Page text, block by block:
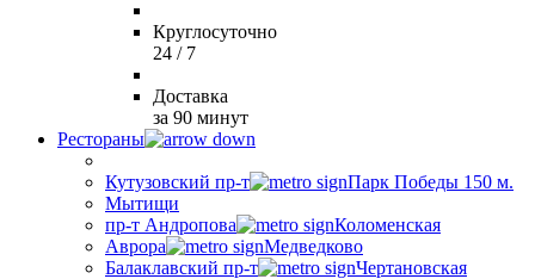
Круглосуточно
24 / 7
Доставка
за 90 минут
Рестораны
Кутузовский пр-т
Парк Победы 150 м.
Мытищи
пр-т Андропова
Коломенская
Аврора
Медведково
Балаклавский пр-т
Чертановская